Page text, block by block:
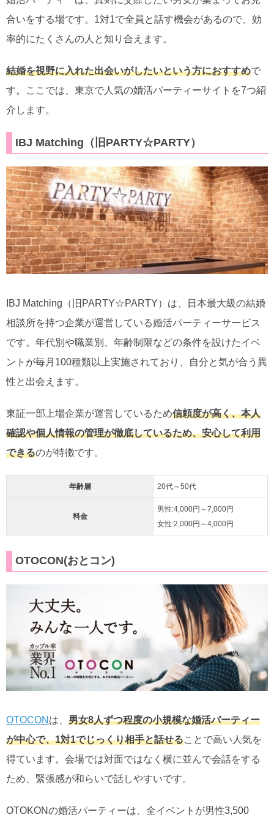
合いをする場です。1対1で全員と話す機会があるので、効
率的にたくさんの人と知り合えます。
結婚を視野に入れた出会いがしたいという方におすすめで
す。ここでは、東京で人気の婚活パーティーサイトを7つ紹
介します。
IBJ Matching（旧PARTY☆PARTY）
IBJ Matching（旧PARTY☆PARTY）は、日本最大級の結婚
相談所を持つ企業が運営している婚活パーティーサービス
です。年代別や職業別、年齢制限などの条件を設けたイベ
ントが毎月100種類以上実施されており、自分と気が合う異
性と出会えます。
東証一部上場企業が運営しているため信頼度が高く、本人
確認や個人情報の管理が徹底しているため、安心して利用
できるのが特徴です。
年齢層 20代～50代
料金
男性:4,000円～7,000円
女性:2,000円～4,000円
OTOCON(おとコン)
OTOCON は、 男女8人ずつ程度の小規模な婚活パーティー
が中心で、1対1でじっくり相手と話せることで高い人気を
得ています。会場では対面ではなく横に並んで会話をする
ため、緊張感が和らいで話しやすいです。
OTOKONの婚活パーティーは、全イベントが男性3,500